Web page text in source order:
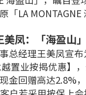
「LA
美凤：「海盈山
总经理王美凤宣
置业按揭优惠】
金回赠高达2.8%